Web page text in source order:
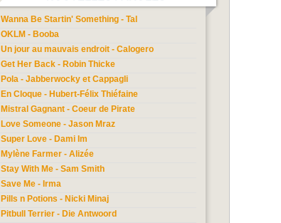
Wanna Be Startin' Something - Tal
OKLM - Booba
Un jour au mauvais endroit - Calogero
Get Her Back - Robin Thicke
Pola - Jabberwocky et Cappagli
En Cloque - Hubert-Félix Thiéfaine
Mistral Gagnant - Coeur de Pirate
Love Someone - Jason Mraz
Super Love - Dami Im
Mylène Farmer - Alizée
Stay With Me - Sam Smith
Save Me - Irma
Pills n Potions - Nicki Minaj
Pitbull Terrier - Die Antwoord